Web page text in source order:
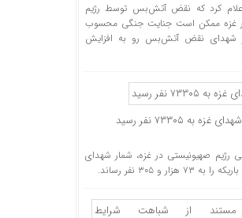
کرد که نقض آتش‌بس توسط رژیم
غزه ممکن است جنایت جنگی محسوب
شهدای نقض آتش‌بس رو به افزایش
غزه به ۷۳۳۰۵ نفر رسید
رژیم صهیونیستی در غزه، شمار شهدای
و ۳۰۵ نفر رساند.